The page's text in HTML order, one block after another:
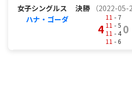
女子シングルス 決勝
（2022-05-
ハナ・ゴーダ
4
11 - 7
11 - 5
11 - 4
11 - 6
0